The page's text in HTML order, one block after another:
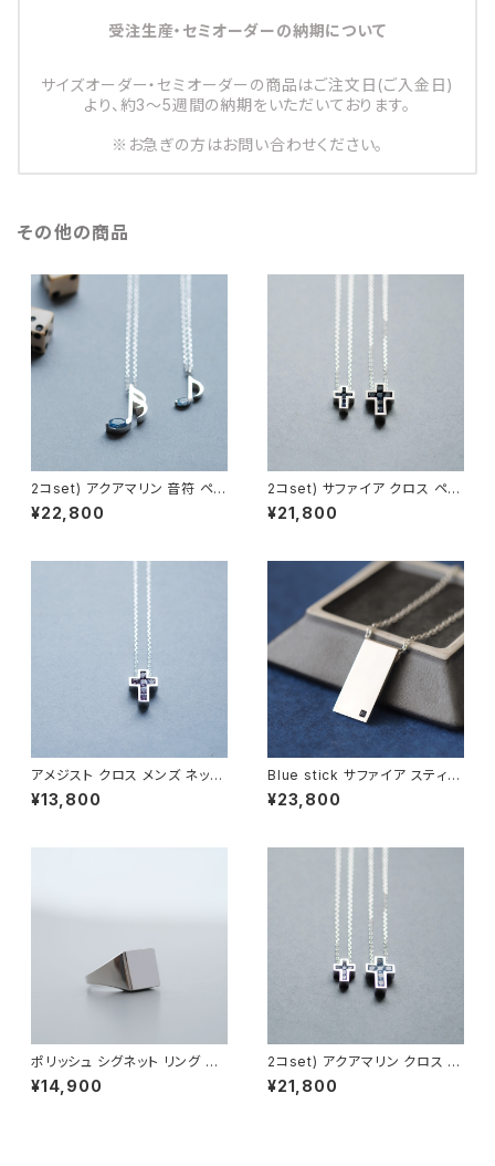
受注生産・セミオーダーの納期について
サイズオーダー・セミオーダーの商品はご注文日(ご入金日)
より、約3～5週間の納期をいただいております。
※お急ぎの方はお問い合わせください。
その他の商品
2コset) アクアマリン 音符 ペア
ネックレス シルバー925
¥22,800
2コset) サファイア クロス ペア
ネックレス シルバー925
¥21,800
アメジスト クロス メンズ ネック
レス シルバー925
¥13,800
Blue stick サファイア スティッ
ク メンズ ネックレス シルバー9
25
¥23,800
ポリッシュ シグネット リング シ
ルバー925 メンズ ユニセックス
¥14,900
2コset) アクアマリン クロス ペ
ア ネックレス シルバー925
¥21,800